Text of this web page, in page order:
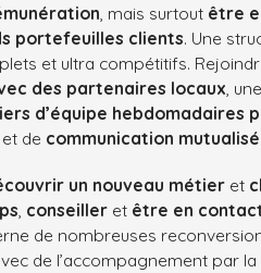
, mais surtout être
portefeuilles clients. Une
et ultra compétitifs. Rejoindre
des partenaires locaux,
d’équipe hebdomadaires
et de communication
un nouveau métier et
, conseiller et être en
de nombreuses
de l’accompagnement par